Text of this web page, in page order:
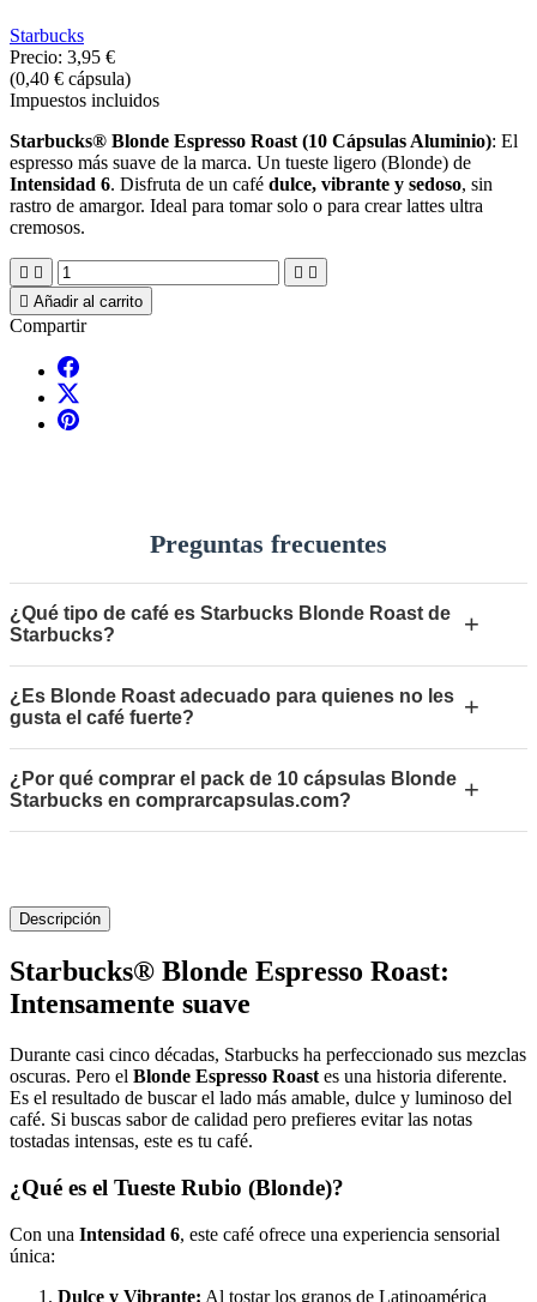
Starbucks
Precio: 3,95 €
(0,40 € cápsula)
Impuestos incluidos
Starbucks® Blonde Espresso Roast (10 Cápsulas Aluminio): El
espresso más suave de la marca. Un tueste ligero (Blonde) de
Intensidad 6. Disfruta de un café dulce, vibrante y sedoso, sin
rastro de amargor. Ideal para tomar solo o para crear lattes ultra
cremosos.
   
 Añadir al carrito
Compartir
Preguntas frecuentes
¿Qué tipo de café es Starbucks Blonde Roast de
Starbucks?
+
¿Es Blonde Roast adecuado para quienes no les
gusta el café fuerte?
+
¿Por qué comprar el pack de 10 cápsulas Blonde
Starbucks en comprarcapsulas.com?
+
Descripción
Starbucks® Blonde Espresso Roast:
Intensamente suave
Durante casi cinco décadas, Starbucks ha perfeccionado sus mezclas
oscuras. Pero el Blonde Espresso Roast es una historia diferente.
Es el resultado de buscar el lado más amable, dulce y luminoso del
café. Si buscas sabor de calidad pero prefieres evitar las notas
tostadas intensas, este es tu café.
¿Qué es el Tueste Rubio (Blonde)?
Con una Intensidad 6, este café ofrece una experiencia sensorial
única:
Dulce y Vibrante: Al tostar los granos de Latinoamérica